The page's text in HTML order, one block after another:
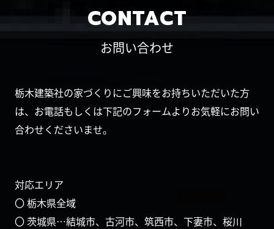
CONTACT
お問い合わせ
栃木建築社の家づくりにご興味をお持ちいただいた方
は、お電話もしくは下記のフォームよりお気軽にお問い
合わせくださいませ。
対応エリア
〇 栃木県全域
〇 茨城県…結城市、古河市、筑西市、下妻市、桜川